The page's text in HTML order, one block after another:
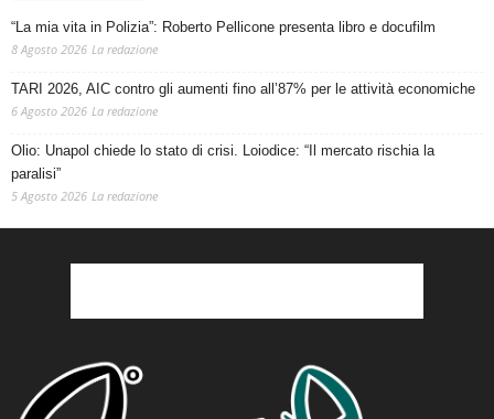
“La mia vita in Polizia”: Roberto Pellicone presenta libro e docufilm
8 Agosto 2026 La redazione
TARI 2026, AIC contro gli aumenti fino all’87% per le attività economiche
6 Agosto 2026 La redazione
Olio: Unapol chiede lo stato di crisi. Loiodice: “Il mercato rischia la
paralisi”
5 Agosto 2026 La redazione